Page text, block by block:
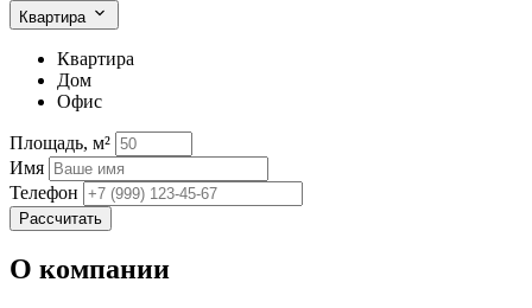
Квартира
Квартира
Дом
Офис
Площадь, м²
Имя
Телефон
Рассчитать
О компании